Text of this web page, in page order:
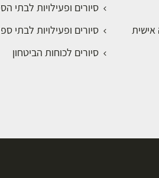
אישית
סיורים ופעילויות לבתי
סיורים ופעילויות לבתי
סיורים לכוחות הביטחון